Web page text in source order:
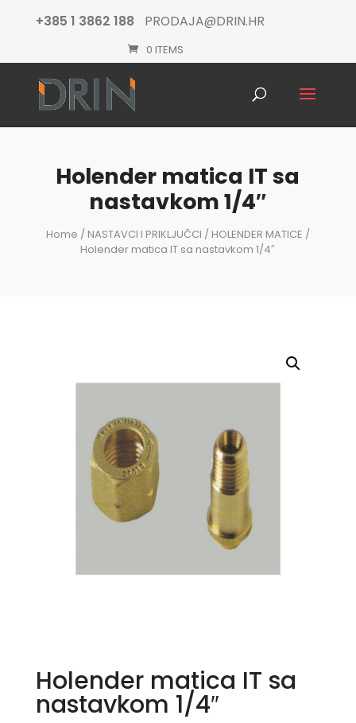
+385 1 3862 188 PRODAJA@DRIN.HR
0 ITEMS
Holender matica IT sa
nastavkom 1/4″
Home / NASTAVCI I PRIKLJUČCI / HOLENDER MATICE /
Holender matica IT sa nastavkom 1/4″
Holender matica IT sa
nastavkom 1/4″